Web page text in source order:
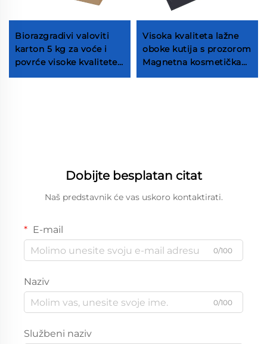
Biorazgradivi valoviti
karton 5 kg za voće i
povrće visoke kvalitete
farmi kartonske kutije
Visoka kvaliteta lažne
oboke kutija s prozorom
Magnetna kosmetička
kutija oblika knjige s
Dobijte besplatan citat
Naš predstavnik će vas uskoro kontaktirati.
E-mail
0/100
Naziv
0/100
Službeni naziv